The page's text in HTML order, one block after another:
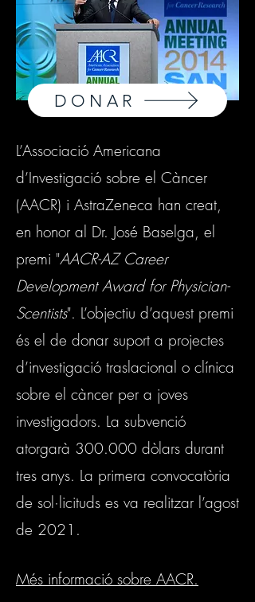
DONAR
L’Associació Americana
d’Investigació sobre el Càncer
(AACR) i AstraZeneca han creat,
en honor al Dr. José Baselga, el
premi "AACR-AZ Career
Development Award for Physician-
Scentists". L’objectiu d’aquest premi
és el de donar suport a projectes
d’investigació traslacional o clínica
sobre el càncer per a joves
investigadors. La subvenció
atorgarà 300.000 dòlars durant
tres anys. La primera convocatòria
de sol·licituds es va realitzar l’agost
de 2021.
Més informació sobre AACR.